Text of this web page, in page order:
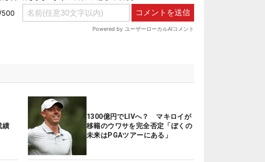
績
1300億円でLIVへ？ マキロイが
移籍のウワサを完全否定「ぼくの
未来はPGAツアーにある」